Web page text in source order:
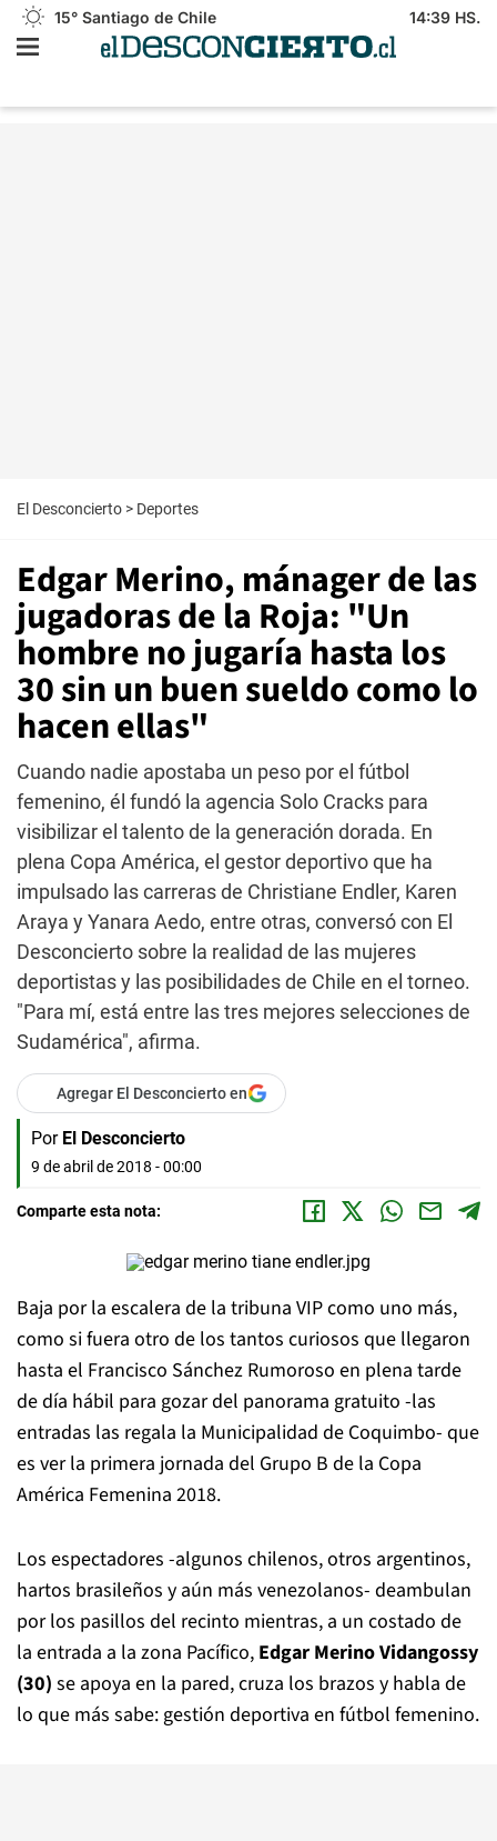
15° Santiago de Chile 14:39 HS.
El Desconcierto > Deportes
Edgar Merino, mánager de las
jugadoras de la Roja: "Un
hombre no jugaría hasta los
30 sin un buen sueldo como lo
hacen ellas"
Cuando nadie apostaba un peso por el fútbol
femenino, él fundó la agencia Solo Cracks para
visibilizar el talento de la generación dorada. En
plena Copa América, el gestor deportivo que ha
impulsado las carreras de Christiane Endler, Karen
Araya y Yanara Aedo, entre otras, conversó con El
Desconcierto sobre la realidad de las mujeres
deportistas y las posibilidades de Chile en el torneo.
"Para mí, está entre las tres mejores selecciones de
Sudamérica", afirma.
Agregar El Desconcierto en
Por El Desconcierto
9 de abril de 2018 - 00:00
Comparte esta nota:
Baja por la escalera de la tribuna VIP como uno más,
como si fuera otro de los tantos curiosos que llegaron
hasta el Francisco Sánchez Rumoroso en plena tarde
de día hábil para gozar del panorama gratuito -las
entradas las regala la Municipalidad de Coquimbo- que
es ver la primera jornada del Grupo B de la Copa
América Femenina 2018.
Los espectadores -algunos chilenos, otros argentinos,
hartos brasileños y aún más venezolanos- deambulan
por los pasillos del recinto mientras, a un costado de
la entrada a la zona Pacífico, Edgar Merino Vidangossy
(30) se apoya en la pared, cruza los brazos y habla de
lo que más sabe: gestión deportiva en fútbol femenino.